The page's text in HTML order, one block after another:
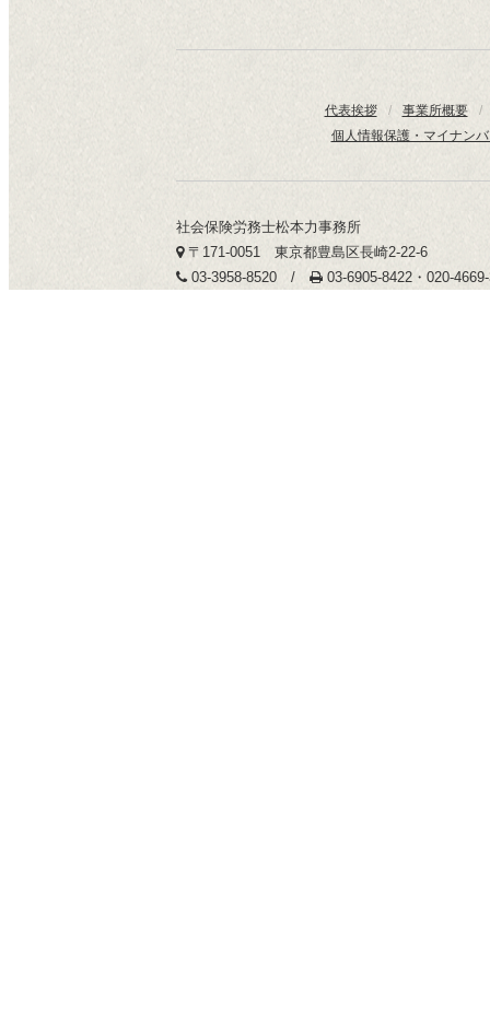
代表挨拶 / 事業所概要
/
個人情報保護・マイナン
社会保険労務士松本力事務所
〒171-0051 東京都豊島区長崎2-22-6
03-3958-8520 /
03-6905-8422・020-